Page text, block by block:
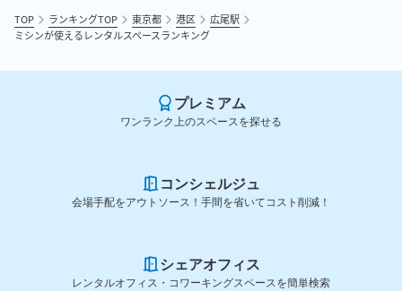
TOP ランキングTOP 東京都 港区
広尾駅
ミシンが使えるレンタルスペースランキング
プレミアム
ワンランク上のスペースを探せる
コンシェルジュ
会場手配をアウトソース！手間を省いてコスト削減！
シェアオフィス
レンタルオフィス・コワーキングスペースを簡単検索